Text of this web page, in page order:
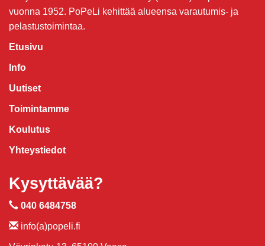
vuonna 1952. PoPeLi kehittää alueensa varautumis- ja
pelastustoimintaa.
Etusivu
Info
Uutiset
Toimintamme
Koulutus
Yhteystiedot
Kysyttävää?
040 6484758
info(a)popeli.fi